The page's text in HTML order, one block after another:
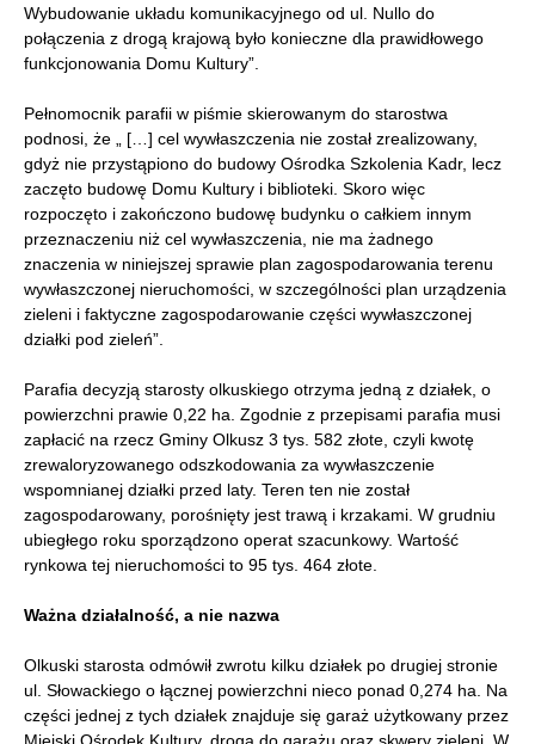
Wybudowanie układu komunikacyjnego od ul. Nullo do
połączenia z drogą krajową było konieczne dla prawidłowego
funkcjonowania Domu Kultury”.
Pełnomocnik parafii w piśmie skierowanym do starostwa
podnosi, że „ […] cel wywłaszczenia nie został zrealizowany,
gdyż nie przystąpiono do budowy Ośrodka Szkolenia Kadr, lecz
zaczęto budowę Domu Kultury i biblioteki. Skoro więc
rozpoczęto i zakończono budowę budynku o całkiem innym
przeznaczeniu niż cel wywłaszczenia, nie ma żadnego
znaczenia w niniejszej sprawie plan zagospodarowania terenu
wywłaszczonej nieruchomości, w szczególności plan urządzenia
zieleni i faktyczne zagospodarowanie części wywłaszczonej
działki pod zieleń”.
Parafia decyzją starosty olkuskiego otrzyma jedną z działek, o
powierzchni prawie 0,22 ha. Zgodnie z przepisami parafia musi
zapłacić na rzecz Gminy Olkusz 3 tys. 582 złote, czyli kwotę
zrewaloryzowanego odszkodowania za wywłaszczenie
wspomnianej działki przed laty. Teren ten nie został
zagospodarowany, porośnięty jest trawą i krzakami. W grudniu
ubiegłego roku sporządzono operat szacunkowy. Wartość
rynkowa tej nieruchomości to 95 tys. 464 złote.
Ważna działalność, a nie nazwa
Olkuski starosta odmówił zwrotu kilku działek po drugiej stronie
ul. Słowackiego o łącznej powierzchni nieco ponad 0,274 ha. Na
części jednej z tych działek znajduje się garaż użytkowany przez